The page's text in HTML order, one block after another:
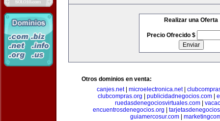
Realizar una Oferta
Precio Ofrecido $
Otros dominios en venta:
canjes.net| microelectronica.net|
clubcompras.org
publicidadnegocios.com
ruedasdenegociosvirtuales.com|
encuentrosdenegocios.org
guiamercosur.com